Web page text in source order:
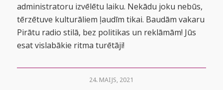
administratoru izvēlētu laiku. Nekādu joku nebūs,
tērzētuve kulturāliem ļaudīm tikai. Baudām vakaru
Pirātu radio stilā, bez politikas un reklāmām! Jūs
esat vislabākie ritma turētāji!
24. MAIJS, 2021